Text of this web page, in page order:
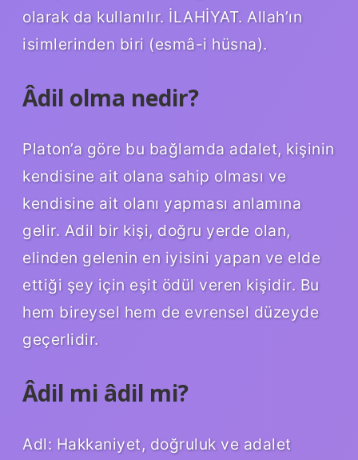
olarak da kullanılır. İLAHİYAT. Allah’ın
isimlerinden biri (esmâ-i hüsna).
Âdil olma nedir?
Platon’a göre bu bağlamda adalet, kişinin
kendisine ait olana sahip olması ve
kendisine ait olanı yapması anlamına
gelir. Adil bir kişi, doğru yerde olan,
elinden gelenin en iyisini yapan ve elde
ettiği şey için eşit ödül veren kişidir. Bu
hem bireysel hem de evrensel düzeyde
geçerlidir.
Âdil mi âdil mi?
Adl: Hakkaniyet, doğruluk ve adalet